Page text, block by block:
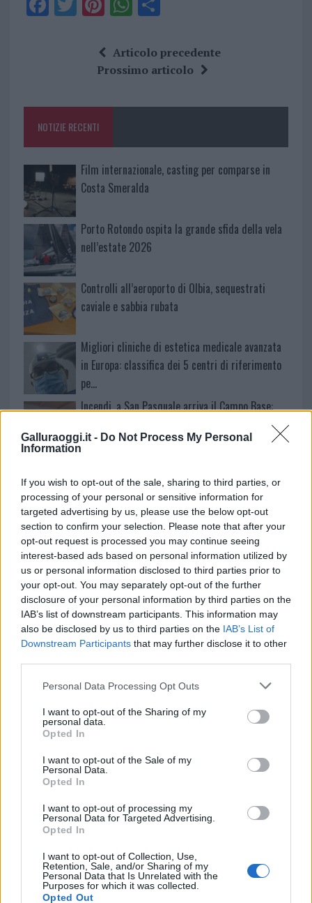
Galluraoggi.it - Do Not Process My Personal
Information
If you wish to opt-out of the sale, sharing to third parties, or
processing of your personal or sensitive information for
targeted advertising by us, please use the below opt-out
section to confirm your selection. Please note that after your
opt-out request is processed you may continue seeing
interest-based ads based on personal information utilized by
us or personal information disclosed to third parties prior to
your opt-out. You may separately opt-out of the further
disclosure of your personal information by third parties on the
IAB’s list of downstream participants. This information may
also be disclosed by us to third parties on the IAB’s List of
Downstream Participants that may further disclose it to other
Please note that this website/app uses one or more Google
not limited to your visit or usage behaviour. You may click to
grant or deny consent to Google and its third-party tags to
use your data for below specified purposes in below Google
consent section.
Personal Data Processing Opt Outs
I want to opt-out of the Sharing of my
personal data.
Opted In
I want to opt-out of the Sale of my
Personal Data.
Opted In
I want to opt-out of processing my
Personal Data for Targeted Advertising.
Opted In
I want to opt-out of Collection, Use,
Retention, Sale, and/or Sharing of my
Personal Data that Is Unrelated with the
Purposes for which it was collected.
Opted Out
o
k
te
re
at
s
p
a
re
Articolo precedente
Prossimo articolo
NOTIZIE RECENTI
Film internazionale, casting per comparse in
Costa Smeralda
Porto Rotondo ospita la grande sfida della vela
nell’estate 2026
Controlli all’aeroporto di Olbia, sequestrati
caviale e sabbia rubata
Migliori cliniche di estetica medicale avanzata
in Europa: classifica dei 5 centri di riferimento
pe…
Incendi, a San Pasquale arriva il Campo Base:
partecipazione per il suo racconto
Calangianus, allarme sul centro accoglienza
minori, Albieri: “Episodi gravissimi”
NECROLOGIE
Mario Malu
Paolo Pinna
Martina Agostina Diturco